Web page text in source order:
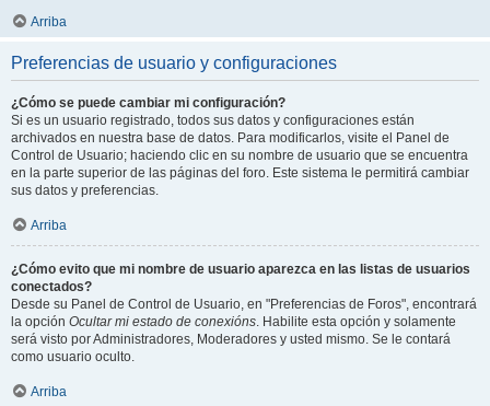
Arriba
Preferencias de usuario y configuraciones
¿Cómo se puede cambiar mi configuración?
Si es un usuario registrado, todos sus datos y configuraciones están
archivados en nuestra base de datos. Para modificarlos, visite el Panel de
Control de Usuario; haciendo clic en su nombre de usuario que se encuentra
en la parte superior de las páginas del foro. Este sistema le permitirá cambiar
sus datos y preferencias.
Arriba
¿Cómo evito que mi nombre de usuario aparezca en las listas de usuarios
conectados?
Desde su Panel de Control de Usuario, en "Preferencias de Foros", encontrará
la opción Ocultar mi estado de conexións. Habilite esta opción y solamente
será visto por Administradores, Moderadores y usted mismo. Se le contará
como usuario oculto.
Arriba